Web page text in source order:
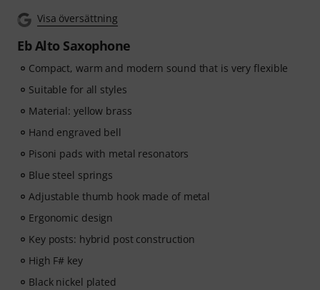
Visa översättning
Eb Alto Saxophone
Compact, warm and modern sound that is very flexible
Suitable for all styles
Material: yellow brass
Hand engraved bell
Pisoni pads with metal resonators
Blue steel springs
Adjustable thumb hook made of metal
Ergonomic design
Key posts: hybrid post construction
High F# key
Black nickel plated